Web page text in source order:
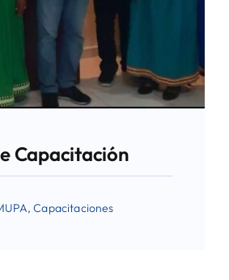
Capacitación
,Capacitaciones